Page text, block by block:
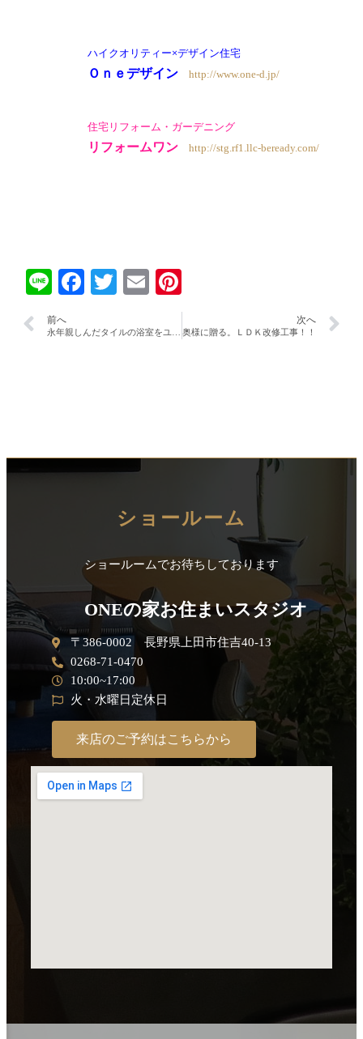
ハイクオリティー×デザイン住宅
Ｏｎｅデザイン http://www.one-d.jp/
住宅リフォーム・ガーデニング
リフォームワン http://stg.rf1.llc-beready.com/
LineFacebook
TwitterEmail
前へ 次へ
奥様に贈る。ＬＤＫ改修工事！！
ショールーム
ショールームでお待ちしております
ONEの家お住まいスタジオ
〒386-0002 長野県上田市住吉40-13
0268-71-0470
10:00~17:00
火・水曜日定休日
来店のご予約はこちらから